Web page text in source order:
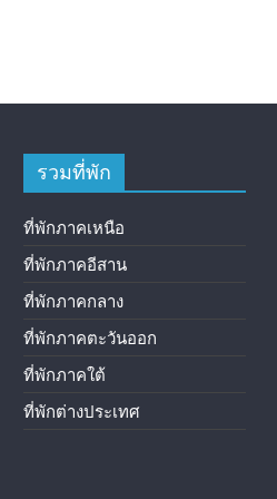
รวมที่พัก
ที่พักภาคเหนือ
ที่พักภาคอีสาน
ที่พักภาคกลาง
ที่พักภาคตะวันออก
ที่พักภาคใต้
ที่พักต่างประเทศ